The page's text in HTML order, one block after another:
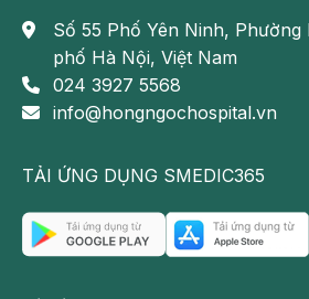
Số 55 Phố Yên Ninh,
phố Hà Nội, Việt Nam
024 3927 5568
info@hongngochospital.vn
TẢI ỨNG DỤNG SMEDIC365